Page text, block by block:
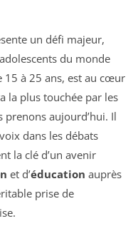
un défi majeur,
du monde
15 à 25 ans, est au cœur
la plus touchée par les
prenons aujourd’hui. Il
dans les débats
la clé d’un avenir
et d’éducation auprès
prise de